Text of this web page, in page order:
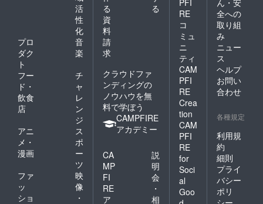
活
性
化
プロ
ダク
ト
音
楽
フー
ド・
飲食
店
チ
ャ
レ
ン
ジ
アニ
メ・
漫画
ス
ポ
ー
ツ
ファ
ッ
ショ
映
像
・
る
る
資
料
請
求
クラウドファ
ンディングの
ノウハウを無
料で学ぼう
CAMPFIRE
アカデミー
CA
MP
FI
RE
ア
説
明
会
・
相
RE
コ
ミュ
ニ
ティ
CAM
PFI
RE
Crea
tion
CAM
PFI
RE
for
Soci
al
Goo
全への
取り組
み
ニュー
ス
ヘルプ
お問い
合わせ
各種規定
利用規
約
細則
プライ
バシー
ポリ